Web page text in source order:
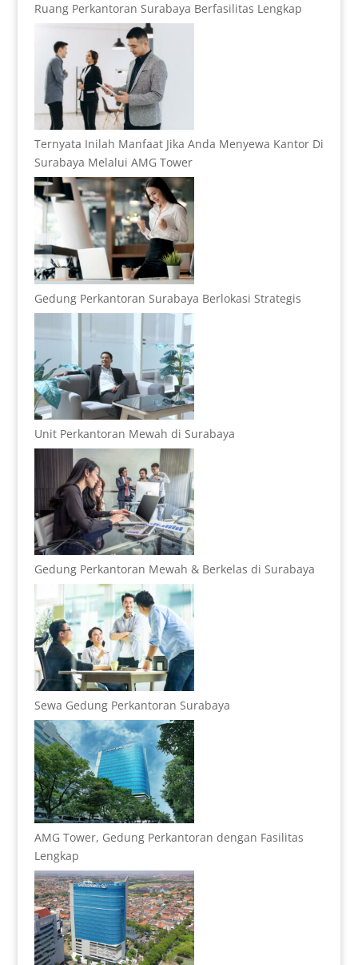
Ruang Perkantoran Surabaya Berfasilitas Lengkap
Ternyata Inilah Manfaat Jika Anda Menyewa Kantor Di
Surabaya Melalui AMG Tower
Gedung Perkantoran Surabaya Berlokasi Strategis
Unit Perkantoran Mewah di Surabaya
Gedung Perkantoran Mewah & Berkelas di Surabaya
Sewa Gedung Perkantoran Surabaya
AMG Tower, Gedung Perkantoran dengan Fasilitas
Lengkap